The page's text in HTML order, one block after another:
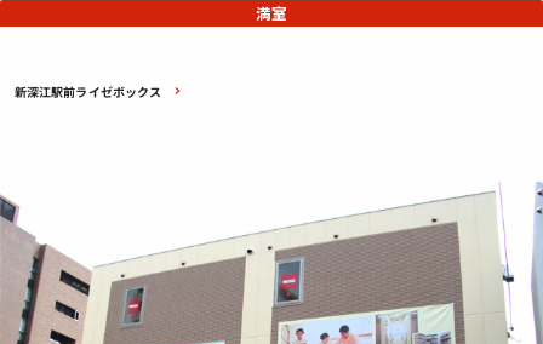
新深江駅前ライゼボックス
満室